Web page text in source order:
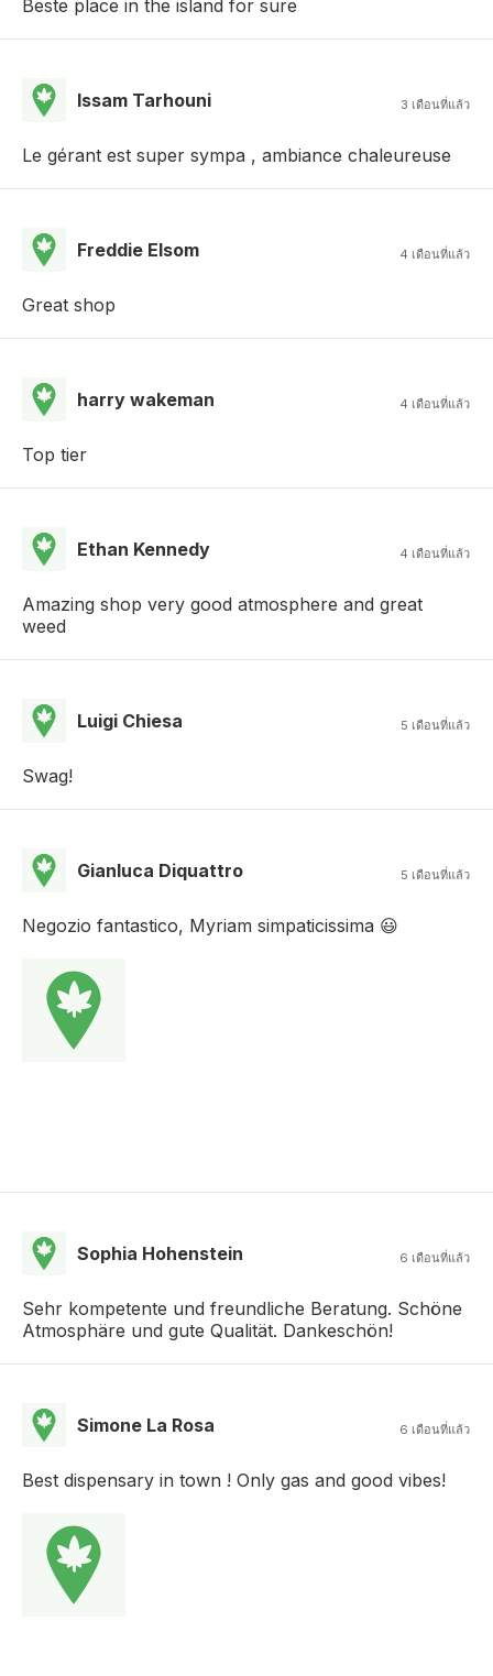
Beste place in the island for sure
Issam Tarhouni 3 เดือนที่แล้ว
Le gérant est super sympa , ambiance chaleureuse
Freddie Elsom 4 เดือนที่แล้ว
Great shop
harry wakeman 4 เดือนที่แล้ว
Top tier
Ethan Kennedy 4 เดือนที่แล้ว
Amazing shop very good atmosphere and great
weed
Luigi Chiesa 5 เดือนที่แล้ว
Swag!
Gianluca Diquattro 5 เดือนที่แล้ว
Negozio fantastico, Myriam simpaticissima 😃
Sophia Hohenstein 6 เดือนที่แล้ว
Sehr kompetente und freundliche Beratung. Schöne
Atmosphäre und gute Qualität. Dankeschön!
Simone La Rosa 6 เดือนที่แล้ว
Best dispensary in town ! Only gas and good vibes!